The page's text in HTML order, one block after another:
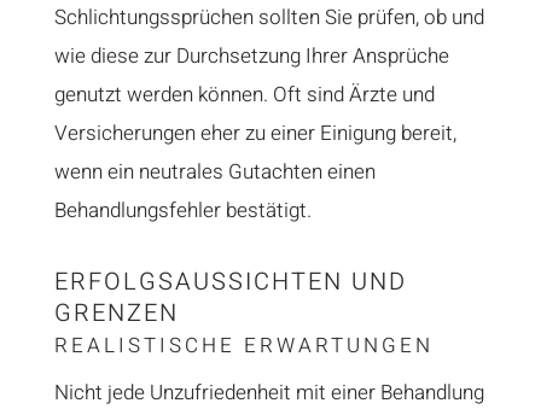
Schlichtungssprüchen sollten Sie prüfen, ob und
wie diese zur Durchsetzung Ihrer Ansprüche
genutzt werden können. Oft sind Ärzte und
Versicherungen eher zu einer Einigung bereit,
wenn ein neutrales Gutachten einen
Behandlungsfehler bestätigt.
ERFOLGSAUSSICHTEN UND
GRENZEN
REALISTISCHE ERWARTUNGEN
Nicht jede Unzufriedenheit mit einer Behandlung